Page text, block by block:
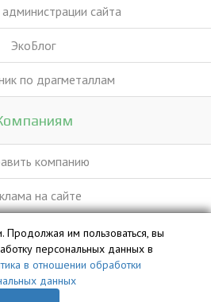
сайта
ЭкоБлог
по драгметаллам
компанию
на сайте
является интеллектуальной
и охраняется законом.
Продолжая им пользоваться, вы
персональных данных в
в отношении обработки
данных